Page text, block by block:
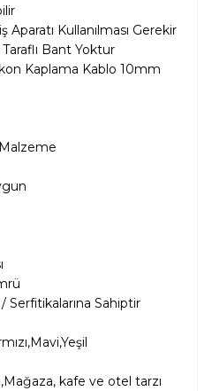
Kullanılması Gerekir
Bant Yoktur
Kaplama Kablo 10mm
Kalite Malzeme
Serfitikalarına Sahiptir
kafe ve otel tarzı